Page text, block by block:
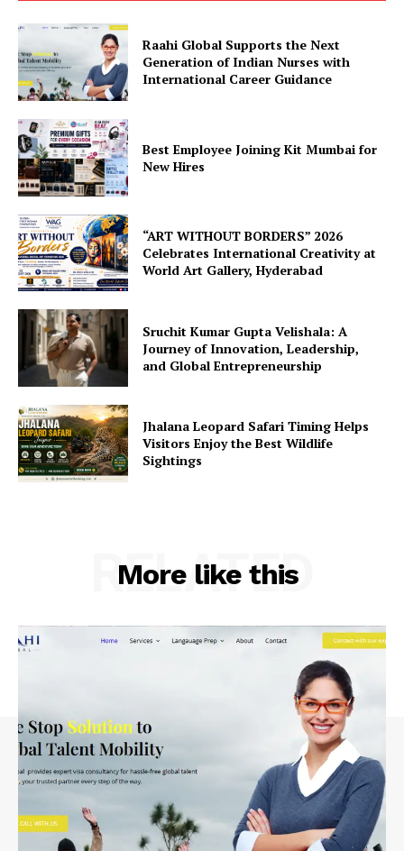
Raahi Global Supports the Next
Generation of Indian Nurses with
International Career Guidance
Best Employee Joining Kit Mumbai for
New Hires
“ART WITHOUT BORDERS” 2026
Celebrates International Creativity at
World Art Gallery, Hyderabad
Sruchit Kumar Gupta Velishala: A
Journey of Innovation, Leadership,
and Global Entrepreneurship
Jhalana Leopard Safari Timing Helps
Visitors Enjoy the Best Wildlife
Sightings
More like this
RELATED